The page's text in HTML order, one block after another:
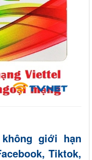
giới hạn
Tiktok,